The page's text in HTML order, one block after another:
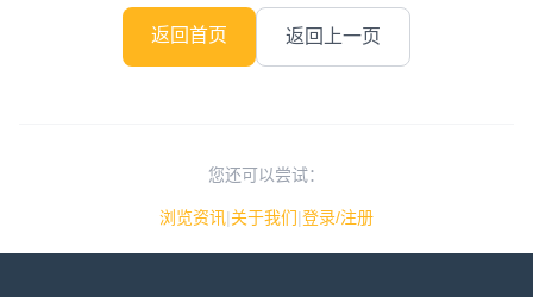
返回首页 返回上一页
您还可以尝试：
浏览资讯|关于我们|登录/注册